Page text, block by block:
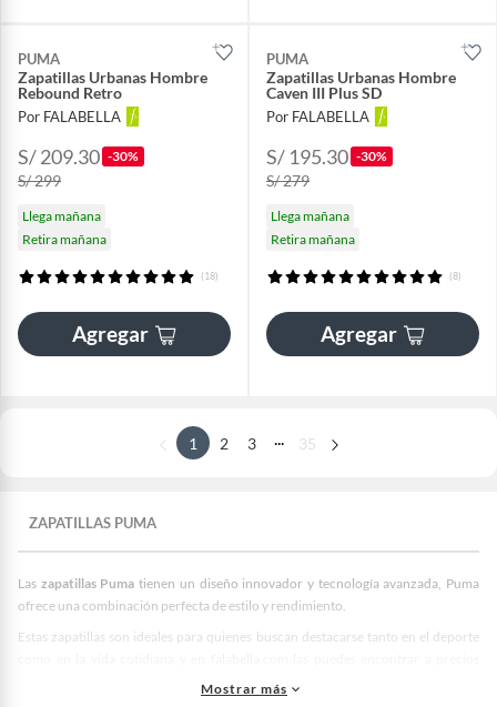
PUMA
Zapatillas Urbanas Hombre
Rebound Retro
Por FALABELLA
S/ 209.30 -30%
S/ 299
Llega mañana
Retira mañana
(18)
Agregar
PUMA
Zapatillas Urbanas Hombre
Caven III Plus SD
Por FALABELLA
S/ 195.30 -30%
S/ 279
Llega mañana
Retira mañana
(8)
Agregar
1 2 3 ... 35
ZAPATILLAS PUMA
Las zapatillas Puma tienen un diseño innovador y tecnología avanzada, Puma
ofrece una combinación perfecta de estilo y rendimiento.
Estas zapatillas son ideales para quienes buscan destacarse tanto en el deporte
zapatillas Puma destacan por su comodidad y durabilidad,
Mostrar más